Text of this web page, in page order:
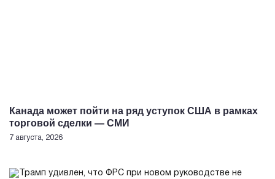
Канада может пойти на ряд уступок США в рамках
торговой сделки — СМИ
7 августа, 2026